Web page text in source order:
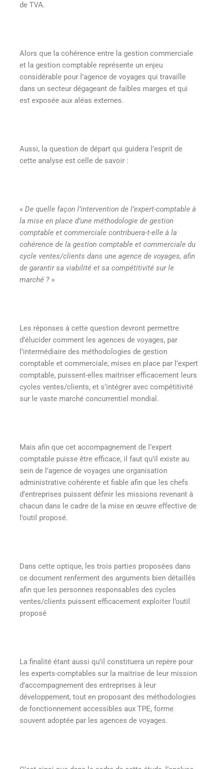
de TVA.
Alors que la cohérence entre la gestion commerciale
et la gestion comptable représente un enjeu
considérable pour l’agence de voyages qui travaille
dans un secteur dégageant de faibles marges et qui
est exposée aux aléas externes.
Aussi, la question de départ qui guidera l’esprit de
cette analyse est celle de savoir :
« De quelle façon l’intervention de l’expert-comptable à
la mise en place d’une méthodologie de gestion
comptable et commerciale contribuera-t-elle à la
cohérence de la gestion comptable et commerciale du
cycle ventes/clients dans une agence de voyages, afin
de garantir sa viabilité et sa compétitivité sur le
marché ? »
Les réponses à cette question devront permettre
d’élucider comment les agences de voyages, par
l’intermédiaire des méthodologies de gestion
comptable et commerciale, mises en place par l’expert
comptable, puissent-elles maitriser efficacement leurs
cycles ventes/clients, et s’intégrer avec compétitivité
sur le vaste marché concurrentiel mondial.
Mais afin que cet accompagnement de l’expert
comptable puisse être efficace, il faut qu’il existe au
sein de l’agence de voyages une organisation
administrative cohérente et fiable afin que les chefs
d’entreprises puissent définir les missions revenant à
chacun dans le cadre de la mise en œuvre effective de
l’outil proposé.
Dans cette optique, les trois parties proposées dans
ce document renferment des arguments bien détaillés
afin que les personnes responsables des cycles
ventes/clients puissent efficacement exploiter l’outil
proposé
La finalité étant aussi qu’il constituera un repère pour
les experts-comptables sur la maitrise de leur mission
d’accompagnement des entreprises à leur
développement, tout en proposant des méthodologies
de fonctionnement accessibles aux TPE, forme
souvent adoptée par les agences de voyages.